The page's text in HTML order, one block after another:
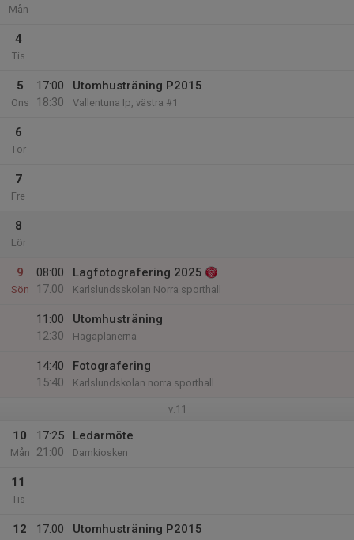
Mån
4
Tis
5
Ons
17:00
18:30
Utomhusträning P2015
Vallentuna Ip, västra #1
6
Tor
7
Fre
8
Lör
9
Sön
08:00
17:00
Lagfotografering 2025
Karlslundsskolan Norra sporthall
11:00
12:30
Utomhusträning
Hagaplanerna
14:40
15:40
Fotografering
Karlslundskolan norra sporthall
v.11
10
Mån
17:25
21:00
Ledarmöte
Damkiosken
11
Tis
12
17:00
Utomhusträning P2015